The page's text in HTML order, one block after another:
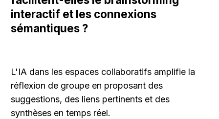
interactif et les connexions
sémantiques ?
L'IA dans les espaces collaboratifs amplifie la
réflexion de groupe en proposant des
suggestions, des liens pertinents et des
synthèses en temps réel.